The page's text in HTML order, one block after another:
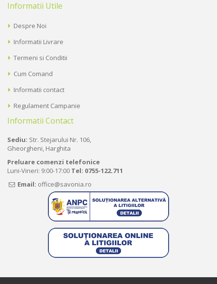
Informatii Utile
Despre Noi
Informatii Livrare
Termeni si Conditii
Cum Comand
Informatii contact
Regulament Campanie
Informatii Contact
Sediu: Str. Stejarului Nr. 106,
Gheorgheni, Harghita
Preluare comenzi telefonice
Luni-Vineri: 9:00-17:00 Tel: 0755-122.711
Email: office@savonia.ro